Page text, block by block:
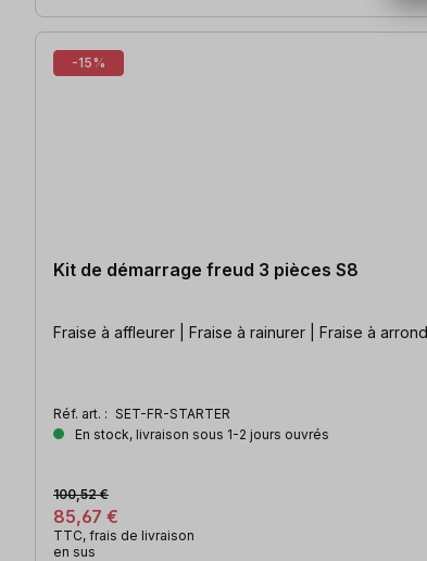
-15%
Kit de démarrage freud 3 pièces S8
Fraise à affleurer | Fraise à rainurer | Fraise à
Réf. art. : SET-FR-STARTER
En stock, livraison sous 1-2 jours ouvrés
85,67 €
100,52 €
TTC, frais de livraison
en sus